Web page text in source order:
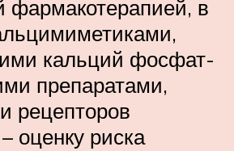
фармакотерапией, в
кальций фосфат-
препаратами,
рецепторов
оценку риска